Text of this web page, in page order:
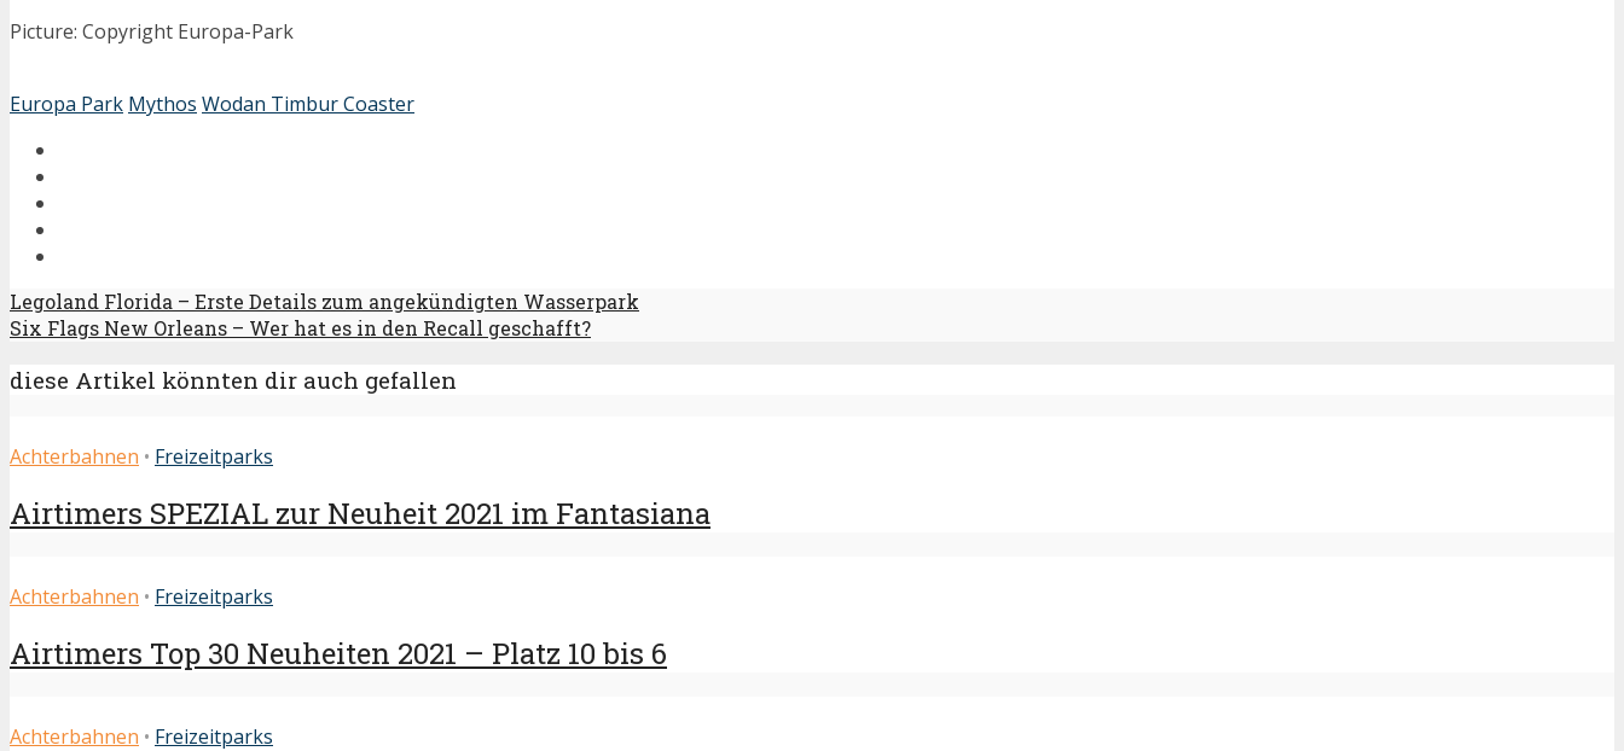
Picture: Copyright Europa-Park
Europa Park Mythos Wodan Timbur Coaster
Legoland Florida – Erste Details zum angekündigten Wasserpark
Six Flags New Orleans – Wer hat es in den Recall geschafft?
diese Artikel könnten dir auch gefallen
Achterbahnen • Freizeitparks
Airtimers SPEZIAL zur Neuheit 2021 im Fantasiana
Achterbahnen • Freizeitparks
Airtimers Top 30 Neuheiten 2021 – Platz 10 bis 6
Achterbahnen • Freizeitparks